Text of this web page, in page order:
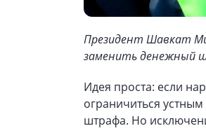
Президент Шавкат
заменить денежный
Идея проста: если
ограничиться
штрафа. Но